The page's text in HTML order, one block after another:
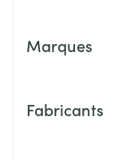
Marques
Fabricants